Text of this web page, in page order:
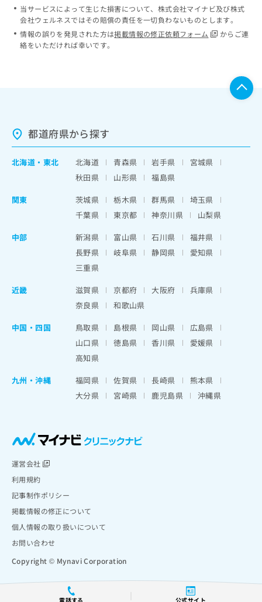
電話する 公式サイト
当サービスによって生じた損害について、株式会社マイナビ及び株式
会社ウェルネスではその賠償の責任を一切負わないものとします。
情報の誤りを発見された方は掲載情報の修正依頼フォーム
からご連
絡をいただければ幸いです。
都道府県から探す
北海道 ・ 東北 北海道 青森県 岩手県
宮城県
秋田県
山形県
福島県
関東
茨城県 栃木県 群馬県
埼玉県
千葉県
東京都 神奈川県
山梨県
中部
新潟県 富山県 石川県
福井県
長野県
岐阜県 静岡県
愛知県
三重県
近畿
滋賀県 京都府 大阪府
兵庫県
奈良県
和歌山県
中国・四国
鳥取県 島根県 岡山県
広島県
山口県
徳島県 香川県
愛媛県
高知県
九州・沖縄
福岡県 佐賀県 長崎県
熊本県
大分県
宮崎県 鹿児島県 沖縄県
運営会社
利用規約
記事制作ポリシー
掲載情報の修正について
個人情報の取り扱いについて
お問い合わせ
Copyright © Mynavi Corporation